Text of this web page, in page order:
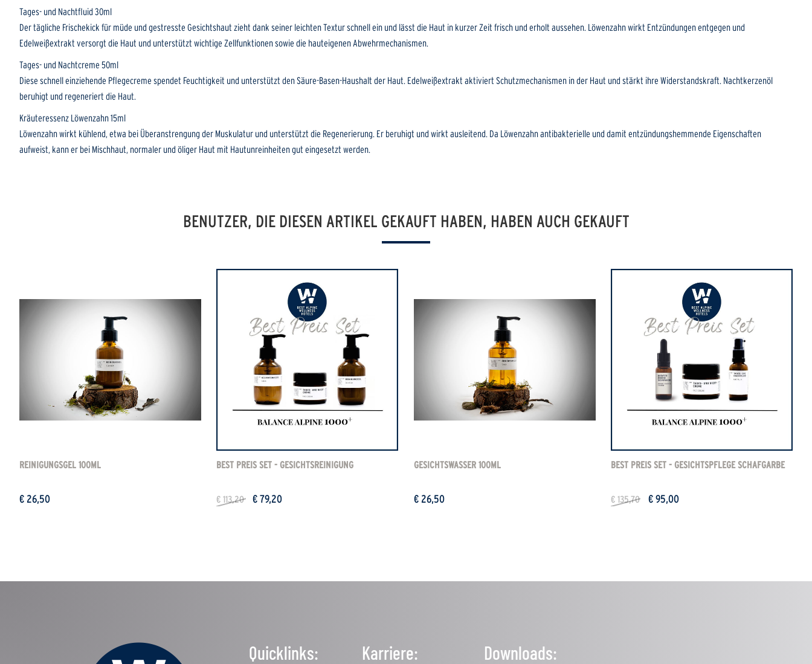
Tages- und Nacht­fluid 30ml
Der tägliche Frischekick für müde und gestresste Gesichtshaut zieht dank seiner leichten Textur schnell ein und lässt die Haut in kurzer Zeit frisch und erholt aussehen. Löwenzahn wirkt Entzündungen entgegen und
Edelweißextrakt versorgt die Haut und unterstützt wichtige Zellfunktionen sowie die hauteigenen Abwehrmechanismen.
Tages- und Nacht­creme 50ml
Diese schnell einziehende Pflegecreme spendet Feuchtigkeit und unterstützt den Säure-Basen-Haushalt der Haut. Edelweißextrakt aktiviert Schutzmechanismen in der Haut und stärkt ihre Widerstandskraft. Nachtkerzenöl
beruhigt und regeneriert die Haut.
Kräuter­essenz Löwenzahn 15ml
Löwenzahn wirkt kühlend, etwa bei Überanstrengung der Muskulatur und unterstützt die Regenerierung. Er beruhigt und wirkt ausleitend. Da Löwenzahn antibakterielle und damit entzündungshemmende Eigenschaften
aufweist, kann er bei Mischhaut, normaler und öliger Haut mit Hautunreinheiten gut eingesetzt werden.
BENUTZER, DIE DIESEN ARTIKEL GEKAUFT HABEN, HABEN AUCH GEKAUFT
REINIGUNGSGEL 100ML
€ 26,50
BEST PREIS SET - GESICHTSREINIGUNG
€ 113,20 € 79,20
GESICHTSWASSER 100ML
€ 26,50
BEST PREIS SET - GESICHTSPFLEGE SCHAFGARBE
€ 135,70 € 95,00
Quicklinks: Karriere: Downloads: